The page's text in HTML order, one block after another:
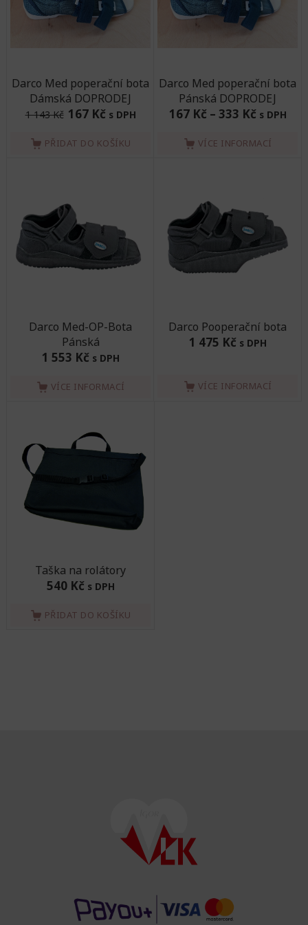
Darco Med poperační bota
Dámská DOPRODEJ
1 143 Kč 167 Kč s DPH
PŘIDAT DO KOŠÍKU
Darco Med poperační bota
Pánská DOPRODEJ
167 Kč– 333 Kč s DPH
VÍCE INFORMACÍ
Darco Med-OP-Bota
Pánská
1 553 Kč s DPH
VÍCE INFORMACÍ
Darco Pooperační bota
1 475 Kč s DPH
VÍCE INFORMACÍ
Taška na rolátory
540 Kč s DPH
PŘIDAT DO KOŠÍKU